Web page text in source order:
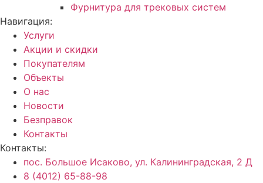
Фурнитура для трековых систем
Навигация:
Услуги
Акции и скидки
Покупателям
Объекты
О нас
Новости
Безправок
Контакты
Контакты:
пос. Большое Исаково, ул. Калининградская, 2 Д
8 (4012) 65-88-98